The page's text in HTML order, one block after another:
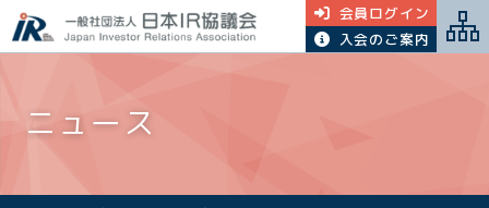
会員ログイン
入会のご案内
ニュース